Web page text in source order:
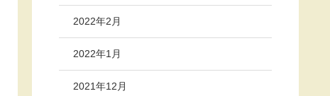
2022年2月
2022年1月
2021年12月